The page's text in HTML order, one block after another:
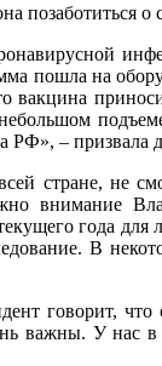
позаботиться о
пошла на
РФ», – призвала
стране, не
внимание
года
В
говорит,
важны. У нас